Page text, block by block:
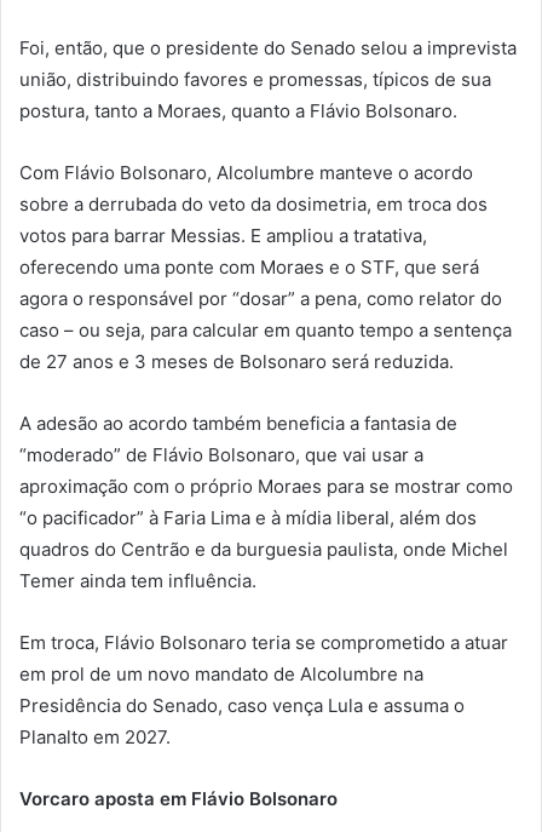
Foi, então, que o presidente do Senado selou a imprevista
união, distribuindo favores e promessas, típicos de sua
postura, tanto a Moraes, quanto a Flávio Bolsonaro.
Com Flávio Bolsonaro, Alcolumbre manteve o acordo
sobre a derrubada do veto da dosimetria, em troca dos
votos para barrar Messias. E ampliou a tratativa,
oferecendo uma ponte com Moraes e o STF, que será
agora o responsável por “dosar” a pena, como relator do
caso – ou seja, para calcular em quanto tempo a sentença
de 27 anos e 3 meses de Bolsonaro será reduzida.
A adesão ao acordo também beneficia a fantasia de
“moderado” de Flávio Bolsonaro, que vai usar a
aproximação com o próprio Moraes para se mostrar como
“o pacificador” à Faria Lima e à mídia liberal, além dos
quadros do Centrão e da burguesia paulista, onde Michel
Temer ainda tem influência.
Em troca, Flávio Bolsonaro teria se comprometido a atuar
em prol de um novo mandato de Alcolumbre na
Presidência do Senado, caso vença Lula e assuma o
Planalto em 2027.
Vorcaro aposta em Flávio Bolsonaro